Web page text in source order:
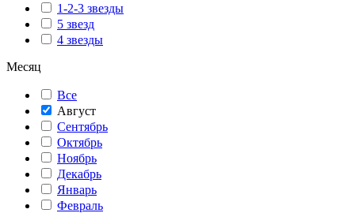
1-2-3 звезды
5 звезд
4 звезды
Месяц
Все
Август
Сентябрь
Октябрь
Ноябрь
Декабрь
Январь
Февраль